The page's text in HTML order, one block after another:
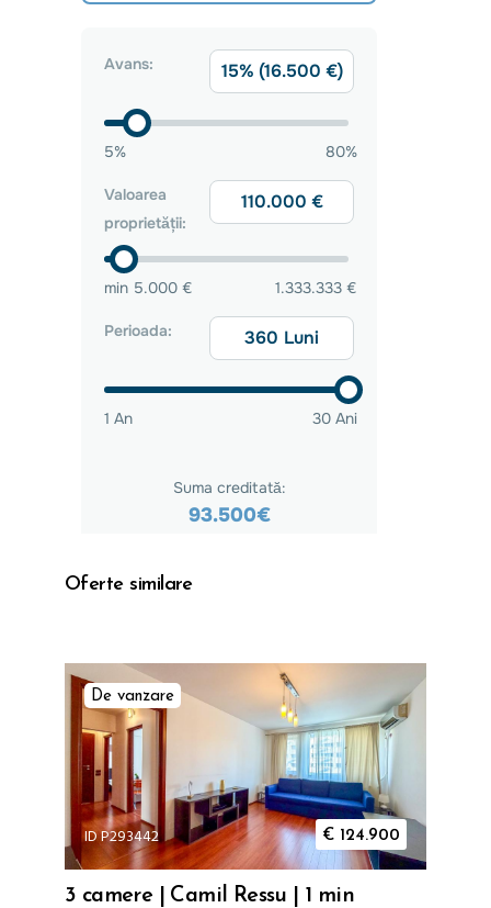
Oferte similare
De vanzare
ID P293442 € 124.900
3 camere | Camil Ressu | 1 min